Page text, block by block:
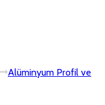
Alüminyum Profil ve